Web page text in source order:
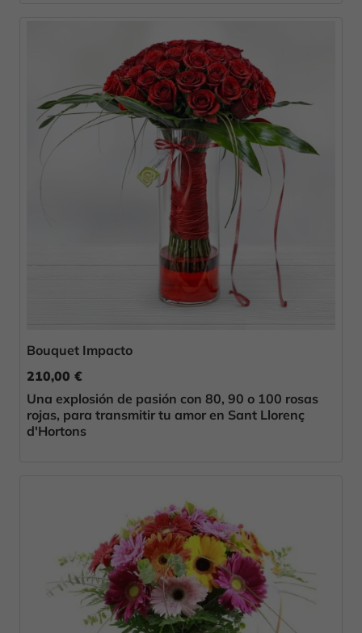
Bouquet Impacto
210,00 €
Una explosión de pasión con 80, 90 o 100 rosas
rojas, para transmitir tu amor en Sant Llorenç
d'Hortons